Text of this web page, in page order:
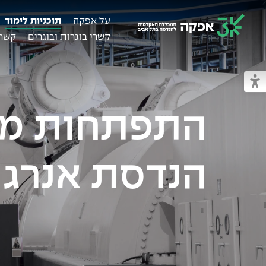
מעבר למצב נגיש
מכללת אפקה
על אפקה תוכניות לימוד
קשרי בוגרות ובוגרים
הנדסת